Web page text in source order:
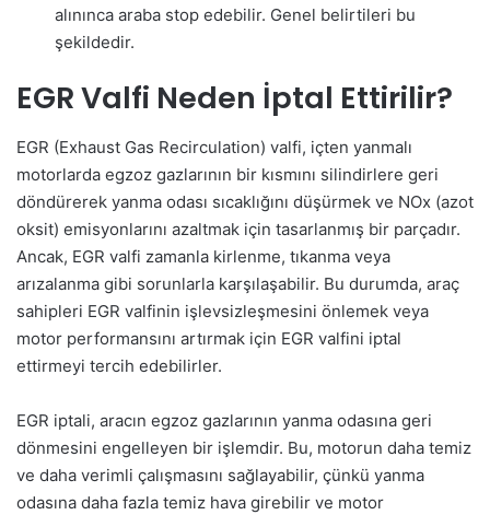
alınınca araba stop edebilir. Genel belirtileri bu
şekildedir.
EGR Valfi Neden İptal Ettirilir?
EGR (Exhaust Gas Recirculation) valfi, içten yanmalı
motorlarda egzoz gazlarının bir kısmını silindirlere geri
döndürerek yanma odası sıcaklığını düşürmek ve NOx (azot
oksit) emisyonlarını azaltmak için tasarlanmış bir parçadır.
Ancak, EGR valfi zamanla kirlenme, tıkanma veya
arızalanma gibi sorunlarla karşılaşabilir. Bu durumda, araç
sahipleri EGR valfinin işlevsizleşmesini önlemek veya
motor performansını artırmak için EGR valfini iptal
ettirmeyi tercih edebilirler.
EGR iptali, aracın egzoz gazlarının yanma odasına geri
dönmesini engelleyen bir işlemdir. Bu, motorun daha temiz
ve daha verimli çalışmasını sağlayabilir, çünkü yanma
odasına daha fazla temiz hava girebilir ve motor